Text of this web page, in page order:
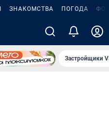
ЗНАКОМСТВА ПОГОДА
Застройщики